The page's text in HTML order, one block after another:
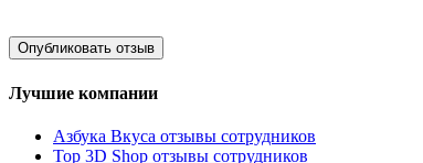
Лучшие компании
Азбука Вкуса отзывы сотрудников
Top 3D Shop отзывы сотрудников